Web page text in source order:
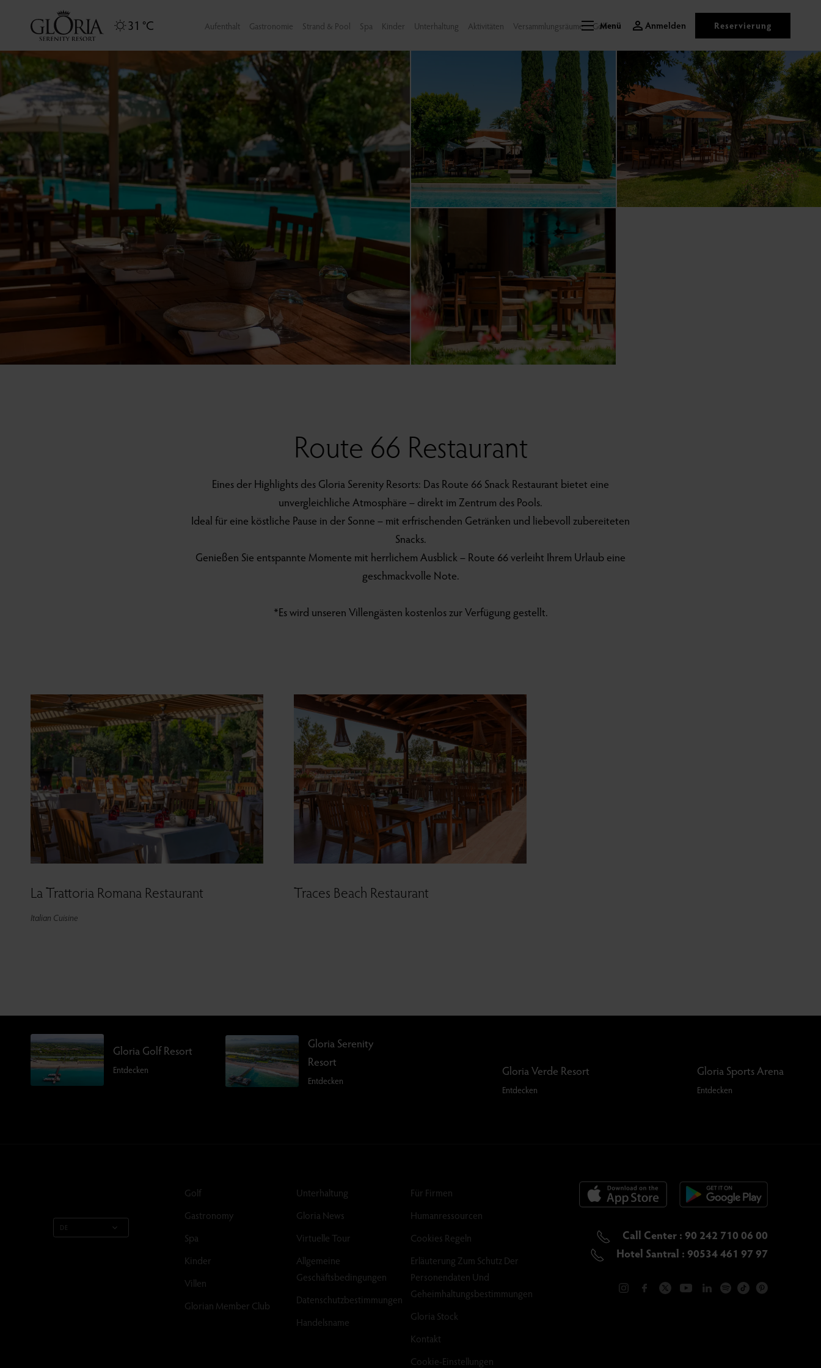
31 °C Aufenthalt Gastronomie Strand & Pool Spa Kinder Unterhaltung Aktivitäten Versammlungsräume Golf Reservierung
Anmelden
Menü
Route 66 Restaurant
Eines der Highlights des Gloria Serenity Resorts: Das Route 66 Snack Restaurant bietet eine
unvergleichliche Atmosphäre – direkt im Zentrum des Pools.
Ideal für eine köstliche Pause in der Sonne – mit erfrischenden Getränken und liebevoll zubereiteten
Snacks.
Genießen Sie entspannte Momente mit herrlichem Ausblick – Route 66 verleiht Ihrem Urlaub eine
geschmackvolle Note.
*Es wird unseren Villengästen kostenlos zur Verfügung gestellt.
La Trattoria Romana Restaurant
Italian Cuisine
Traces Beach Restaurant
Gloria Golf Resort
Entdecken
Gloria Serenity
Resort
Entdecken
Gloria Verde Resort
Entdecken
Gloria Sports Arena
Entdecken
DE
Golf
Gastronomy
Spa
Kinder
Villen
Glorian Member Club
Unterhaltung
Gloria News
Virtuelle Tour
Allgemeine
Geschäftsbedingungen
Datenschutzbestimmungen
Handelsname
Für Firmen
Humanressourcen
Cookies Regeln
Erläuterung Zum Schutz Der
Personendaten Und
Geheimhaltungsbestimmungen
Gloria Stock
Kontakt
Cookie-Einstellungen
Call Center : 90 242 710 06 00
Hotel Santral : 90534 461 97 97